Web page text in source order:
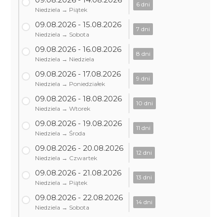
Niedziela → Piątek
6 dni
09.08.2026 - 15.08.2026
Niedziela → Sobota
7 dni
09.08.2026 - 16.08.2026
Niedziela → Niedziela
8 dni
09.08.2026 - 17.08.2026
Niedziela → Poniedziałek
9 dni
09.08.2026 - 18.08.2026
Niedziela → Wtorek
10 dni
09.08.2026 - 19.08.2026
Niedziela → Środa
11 dni
09.08.2026 - 20.08.2026
Niedziela → Czwartek
12 dni
09.08.2026 - 21.08.2026
Niedziela → Piątek
13 dni
09.08.2026 - 22.08.2026
Niedziela → Sobota
14 dni